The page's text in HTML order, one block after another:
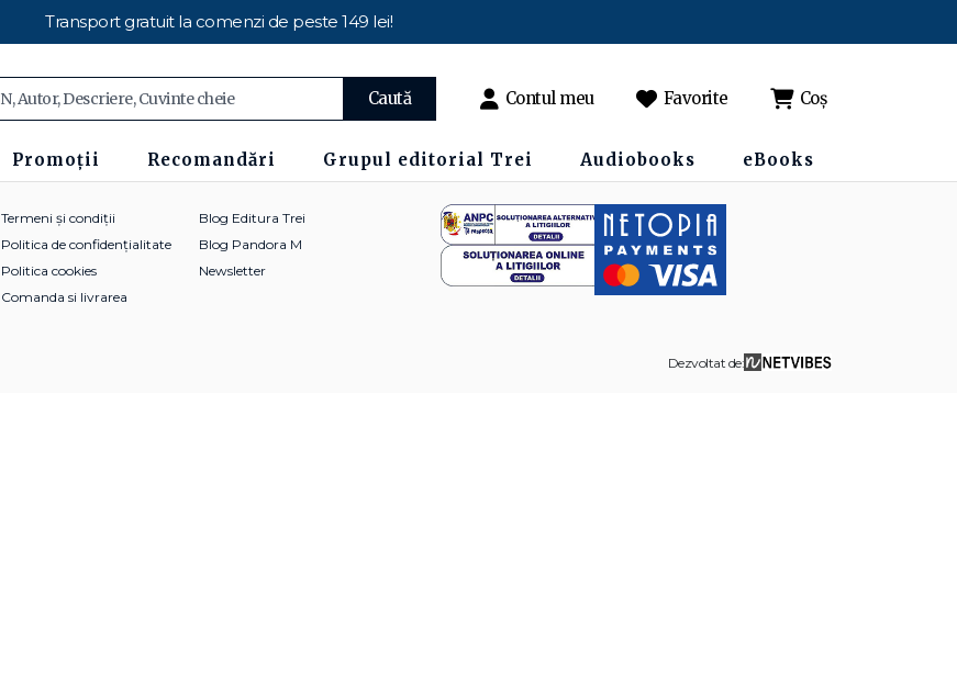
Transport gratuit la comenzi de peste 149 lei!
Caută Contul meu Favorite Coș
Promoții Recomandări Grupul editorial Trei Audiobooks eBooks
Termeni și condiții
Politica de confidențialitate
Politica cookies
Comanda si livrarea
Blog Editura Trei
Blog Pandora M
Newsletter
Dezvoltat de: